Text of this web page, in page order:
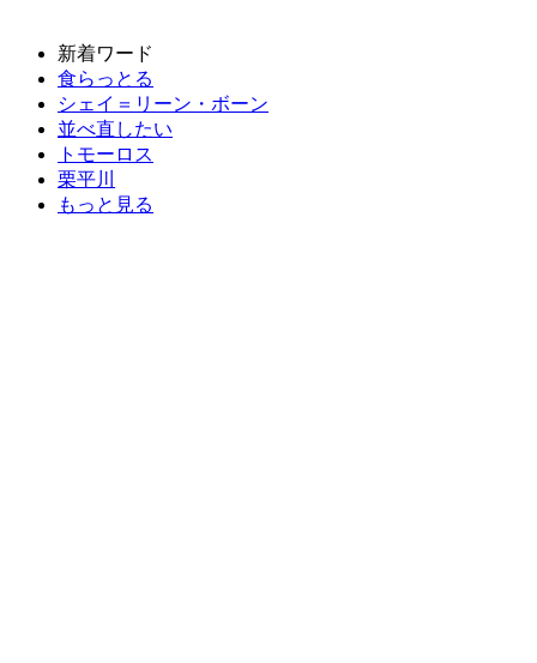
新着ワード
食らっとる
シェイ＝リーン・ボーン
並べ直したい
トモーロス
栗平川
もっと見る